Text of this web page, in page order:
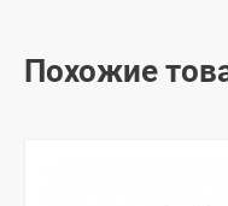
Похожие